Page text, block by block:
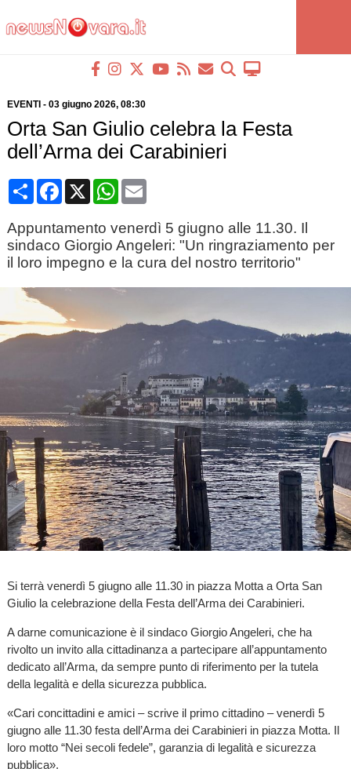
EVENTI - 03 giugno 2026, 08:30
Orta San Giulio celebra la Festa
dell’Arma dei Carabinieri
CondividiFacebook
X WhatsApp
Email
Appuntamento venerdì 5 giugno alle 11.30. Il
sindaco Giorgio Angeleri: "Un ringraziamento per
il loro impegno e la cura del nostro territorio"
Si terrà venerdì 5 giugno alle 11.30 in piazza Motta a Orta San
Giulio la celebrazione della Festa dell’Arma dei Carabinieri.
A darne comunicazione è il sindaco Giorgio Angeleri, che ha
rivolto un invito alla cittadinanza a partecipare all’appuntamento
dedicato all’Arma, da sempre punto di riferimento per la tutela
della legalità e della sicurezza pubblica.
«Cari concittadini e amici – scrive il primo cittadino – venerdì 5
giugno alle 11.30 festa dell’Arma dei Carabinieri in piazza Motta. Il
loro motto “Nei secoli fedele”, garanzia di legalità e sicurezza
pubblica».